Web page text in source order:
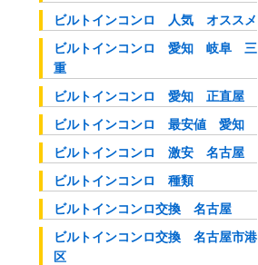
ビルトインコンロ 人気 オススメ
ビルトインコンロ 愛知 岐阜 三
重
ビルトインコンロ 愛知 正直屋
ビルトインコンロ 最安値 愛知
ビルトインコンロ 激安 名古屋
ビルトインコンロ 種類
ビルトインコンロ交換 名古屋
ビルトインコンロ交換 名古屋市港
区